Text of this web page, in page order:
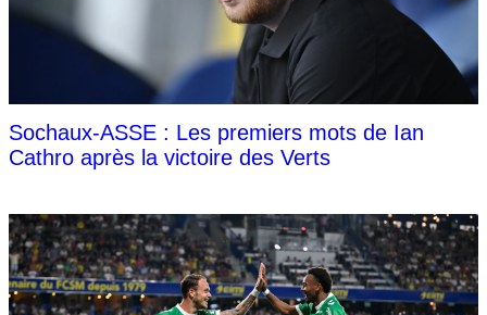
Sochaux-ASSE : Les premiers mots de Ian
Cathro après la victoire des Verts